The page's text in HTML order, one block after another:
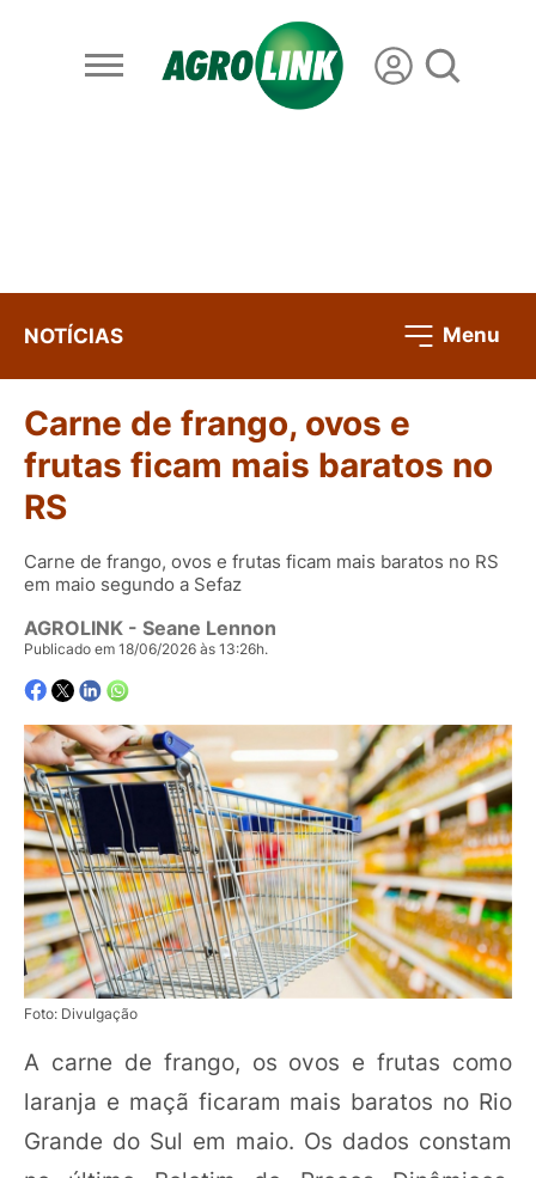
NOTÍCIAS Menu
Carne de frango, ovos e
frutas ficam mais baratos no
RS
Carne de frango, ovos e frutas ficam mais baratos no RS
em maio segundo a Sefaz
AGROLINK - Seane Lennon
Publicado em 18/06/2026 às 13:26h.
Foto: Divulgação
A carne de frango, os ovos e frutas como
laranja e maçã ficaram mais baratos no Rio
Grande do Sul em maio. Os dados constam